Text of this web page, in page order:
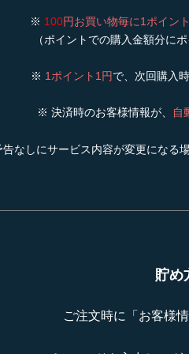
※ 100円お買い物毎に1ポイント
（ポイントでの購入金額分に
※ 1ポイント1円で、次回購入
※ 決済時のお客様情報が、 自
告なしにサービス内容が変更になる
貯め
ご注文時に「お客様